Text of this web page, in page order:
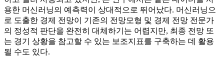
용한 머신러닝의 예측력이 상대적으로 뛰어났다. 머신러닝으
로 도출한 경제 전망이 기존의 전망모형 및 경제 전망 전문가
의 정성적 판단을 완전히 대체하기는 어렵지만, 최종 전망 또
는 경기 상황을 참고할 수 있는 보조지표를 구축하는 데 활용
될 수도 있다.